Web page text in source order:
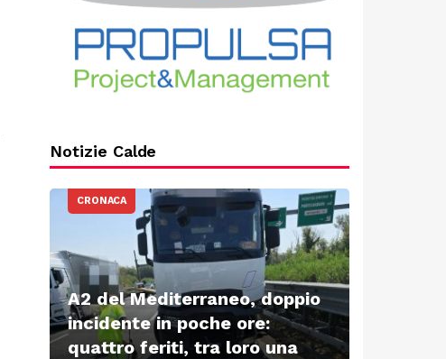
Notizie Calde
CRONACA
A2 del Mediterraneo, doppio
incidente in poche ore:
quattro feriti, tra loro una